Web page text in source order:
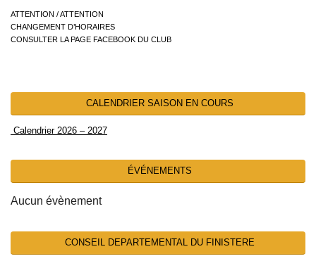
ATTENTION / ATTENTION
CHANGEMENT D’HORAIRES
CONSULTER LA PAGE FACEBOOK DU CLUB
CALENDRIER SAISON EN COURS
Calendrier 2026 – 2027
ÉVÉNEMENTS
Aucun évènement
CONSEIL DEPARTEMENTAL DU FINISTERE